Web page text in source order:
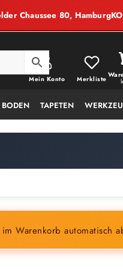
Chaussee 80, Hamburg
Mein Konto Merkliste
BODEN TAPETEN
Warenkorb automatisch